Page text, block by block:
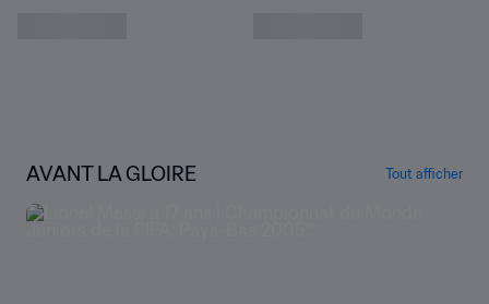
AVANT LA GLOIRE Tout afficher